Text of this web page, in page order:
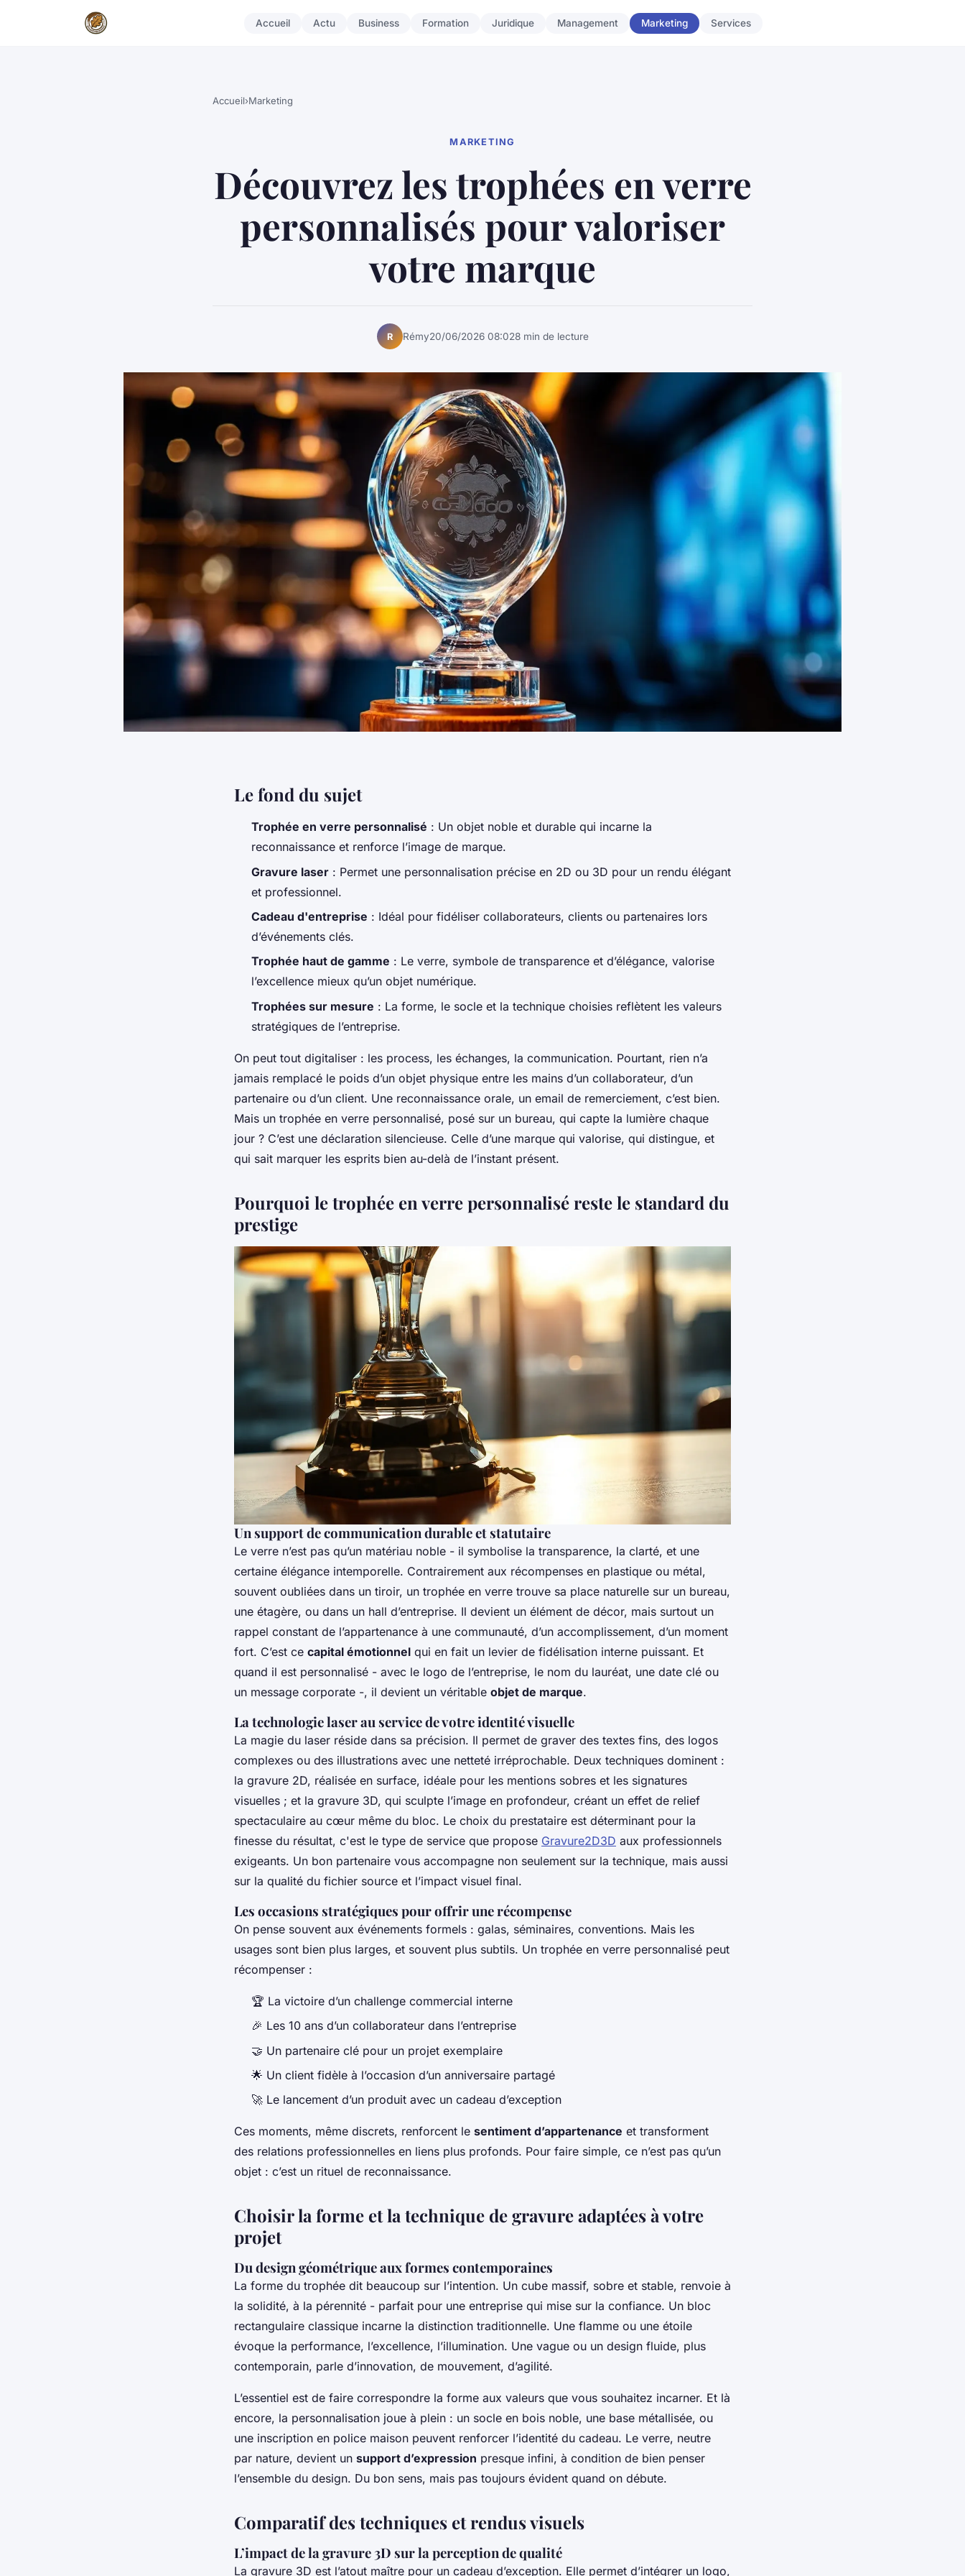
Accueil Actu Business Formation Juridique Management Marketing Services
Accueil›Marketing
MARKETING
Découvrez les trophées en verre
personnalisés pour valoriser
votre marque
R Rémy20/06/2026 08:028 min de lecture
Le fond du sujet
Trophée en verre personnalisé : Un objet noble et durable qui incarne la
reconnaissance et renforce l’image de marque.
Gravure laser : Permet une personnalisation précise en 2D ou 3D pour un rendu élégant
et professionnel.
Cadeau d'entreprise : Idéal pour fidéliser collaborateurs, clients ou partenaires lors
d’événements clés.
Trophée haut de gamme : Le verre, symbole de transparence et d’élégance, valorise
l’excellence mieux qu’un objet numérique.
Trophées sur mesure : La forme, le socle et la technique choisies reflètent les valeurs
stratégiques de l’entreprise.
On peut tout digitaliser : les process, les échanges, la communication. Pourtant, rien n’a
jamais remplacé le poids d’un objet physique entre les mains d’un collaborateur, d’un
partenaire ou d’un client. Une reconnaissance orale, un email de remerciement, c’est bien.
Mais un trophée en verre personnalisé, posé sur un bureau, qui capte la lumière chaque
jour ? C’est une déclaration silencieuse. Celle d’une marque qui valorise, qui distingue, et
qui sait marquer les esprits bien au-delà de l’instant présent.
Pourquoi le trophée en verre personnalisé reste le standard du
prestige
Un support de communication durable et statutaire
Le verre n’est pas qu’un matériau noble - il symbolise la transparence, la clarté, et une
certaine élégance intemporelle. Contrairement aux récompenses en plastique ou métal,
souvent oubliées dans un tiroir, un trophée en verre trouve sa place naturelle sur un bureau,
une étagère, ou dans un hall d’entreprise. Il devient un élément de décor, mais surtout un
rappel constant de l’appartenance à une communauté, d’un accomplissement, d’un moment
fort. C’est ce capital émotionnel qui en fait un levier de fidélisation interne puissant. Et
quand il est personnalisé - avec le logo de l’entreprise, le nom du lauréat, une date clé ou
un message corporate -, il devient un véritable objet de marque.
La technologie laser au service de votre identité visuelle
La magie du laser réside dans sa précision. Il permet de graver des textes fins, des logos
complexes ou des illustrations avec une netteté irréprochable. Deux techniques dominent :
la gravure 2D, réalisée en surface, idéale pour les mentions sobres et les signatures
visuelles ; et la gravure 3D, qui sculpte l’image en profondeur, créant un effet de relief
spectaculaire au cœur même du bloc. Le choix du prestataire est déterminant pour la
finesse du résultat, c'est le type de service que propose Gravure2D3D aux professionnels
exigeants. Un bon partenaire vous accompagne non seulement sur la technique, mais aussi
sur la qualité du fichier source et l’impact visuel final.
Les occasions stratégiques pour offrir une récompense
On pense souvent aux événements formels : galas, séminaires, conventions. Mais les
usages sont bien plus larges, et souvent plus subtils. Un trophée en verre personnalisé peut
récompenser :
🏆 La victoire d’un challenge commercial interne
🎉 Les 10 ans d’un collaborateur dans l’entreprise
🤝 Un partenaire clé pour un projet exemplaire
🌟 Un client fidèle à l’occasion d’un anniversaire partagé
🚀 Le lancement d’un produit avec un cadeau d’exception
Ces moments, même discrets, renforcent le sentiment d’appartenance et transforment
des relations professionnelles en liens plus profonds. Pour faire simple, ce n’est pas qu’un
objet : c’est un rituel de reconnaissance.
Choisir la forme et la technique de gravure adaptées à votre
projet
Du design géométrique aux formes contemporaines
La forme du trophée dit beaucoup sur l’intention. Un cube massif, sobre et stable, renvoie à
la solidité, à la pérennité - parfait pour une entreprise qui mise sur la confiance. Un bloc
rectangulaire classique incarne la distinction traditionnelle. Une flamme ou une étoile
évoque la performance, l’excellence, l’illumination. Une vague ou un design fluide, plus
contemporain, parle d’innovation, de mouvement, d’agilité.
L’essentiel est de faire correspondre la forme aux valeurs que vous souhaitez incarner. Et là
encore, la personnalisation joue à plein : un socle en bois noble, une base métallisée, ou
une inscription en police maison peuvent renforcer l’identité du cadeau. Le verre, neutre
par nature, devient un support d’expression presque infini, à condition de bien penser
l’ensemble du design. Du bon sens, mais pas toujours évident quand on débute.
Comparatif des techniques et rendus visuels
L’impact de la gravure 3D sur la perception de qualité
La gravure 3D est l’atout maître pour un cadeau d’exception. Elle permet d’intégrer un logo,